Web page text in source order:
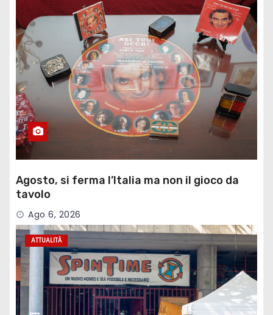
Agosto, si ferma l’Italia ma non il gioco da
tavolo
Ago 6, 2026
ATTUALITÀ